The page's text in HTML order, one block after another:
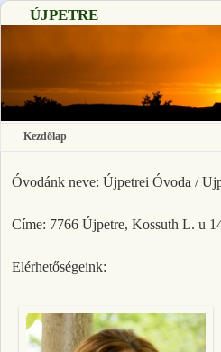
ÚJPETRE
Kezdőlap
Óvodánk neve: Újpetrei Óvoda /
Címe: 7766 Újpetre, Kossuth L. u
Elérhetőségeink: